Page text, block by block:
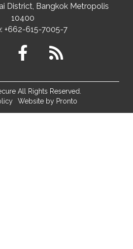
District, Bangkok Metropolis
10400
+662-615-7005-7
All Rights Reserved.
Website by Pronto